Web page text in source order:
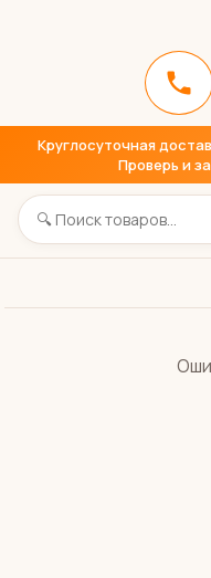
Круглосуточная
Проверь и